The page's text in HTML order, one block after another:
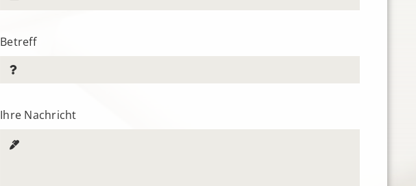
Betreff
Ihre Nachricht